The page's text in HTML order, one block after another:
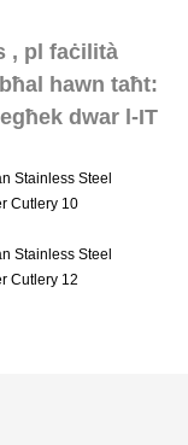
, pl faċilità
hawn taħt:
dwar l-IT